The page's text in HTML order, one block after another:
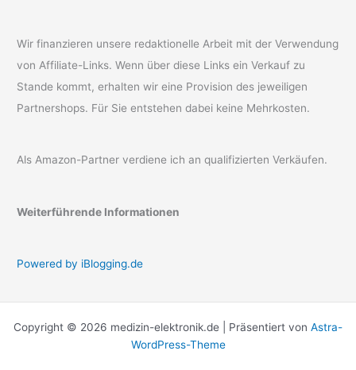
Wir finanzieren unsere redaktionelle Arbeit mit der Verwendung
von Affiliate-Links. Wenn über diese Links ein Verkauf zu
Stande kommt, erhalten wir eine Provision des jeweiligen
Partnershops. Für Sie entstehen dabei keine Mehrkosten.
Als Amazon-Partner verdiene ich an qualifizierten Verkäufen.
Weiterführende Informationen
Powered by iBlogging.de
Copyright © 2026 medizin-elektronik.de | Präsentiert von Astra-
WordPress-Theme